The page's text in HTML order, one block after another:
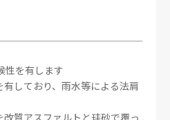
性を有します
有しており、雨水等による法肩